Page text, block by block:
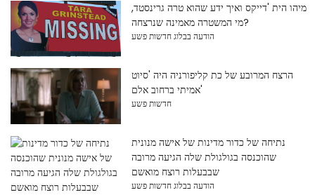
מיהו הית 'דייקס ואיך ידע שהוא טרה גרינסטד,
מי המשטרה מאמינה שנרצחה?
הודעה בבלוג חדשות פשע
הרצח המרובע של כת קליפורניה היה 'סיוט
אמיתי ברחוב אלם'
חדשות פשע
נתיחה של כדור מדינות של אישה מנונית
שהוכנסה בגולגולת שלה הגיעה מרובה
שבבעלות רוצח מואשם
הודעה בבלוג חדשות פשע